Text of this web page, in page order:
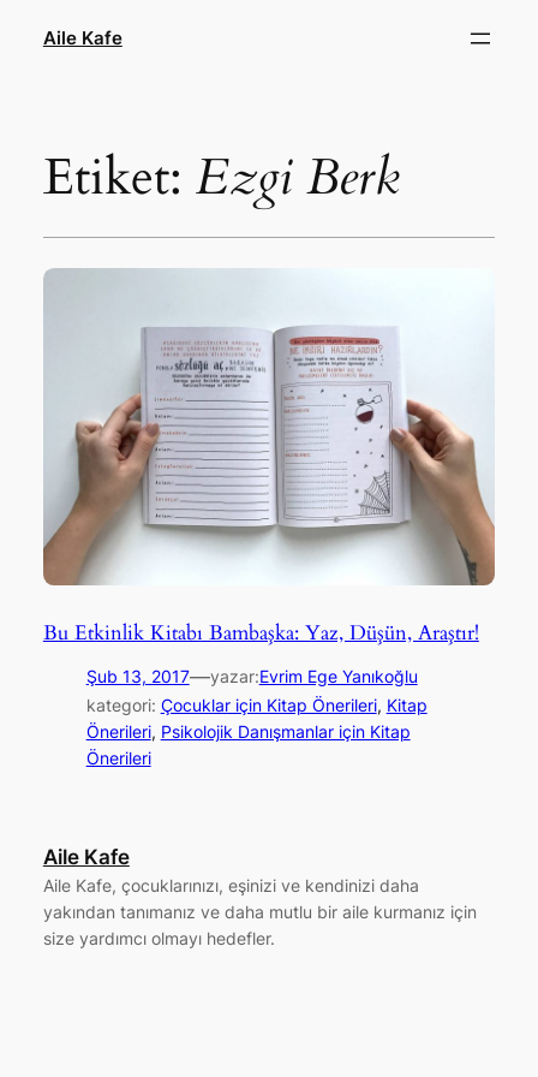
Aile Kafe
Etiket: Ezgi Berk
Bu Etkinlik Kitabı Bambaşka: Yaz, Düşün, Araştır!
Şub 13, 2017—yazar:Evrim Ege Yanıkoğlu
kategori: Çocuklar için Kitap Önerileri, Kitap
Önerileri, Psikolojik Danışmanlar için Kitap
Önerileri
Aile Kafe
Aile Kafe, çocuklarınızı, eşinizi ve kendinizi daha
yakından tanımanız ve daha mutlu bir aile kurmanız için
size yardımcı olmayı hedefler.